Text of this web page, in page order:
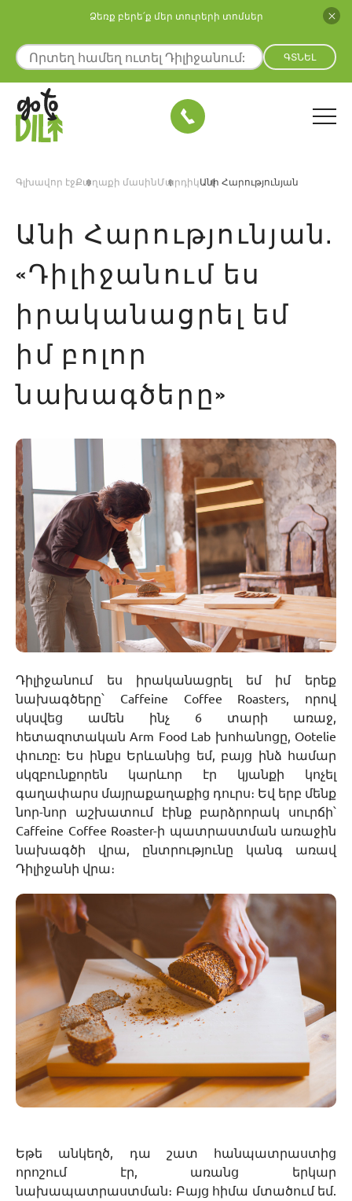
Ձեռք բերե՛ք մեր տուրերի տոմսեր
ԳՏՆԵԼ
Գլխավոր էջՔաղաքի մասինՄարդիկԱնի Հարությունյան
Անի Հարությունյան.
«Դիլիջանում ես
իրականացրել եմ
իմ բոլոր
նախագծերը»
Դիլիջանում ես իրականացրել եմ իմ երեք
նախագծերը՝ Caffeine Coffee Roasters, որով
սկսվեց ամեն ինչ 6 տարի առաջ,
հետազոտական Arm Food Lab խոհանոցը, Ootelie
փուռը: Ես ինքս Երևանից եմ, բայց ինձ համար
սկզբունքորեն կարևոր էր կյանքի կոչել
գաղափարս մայրաքաղաքից դուրս։ Եվ երբ մենք
նոր-նոր աշխատում էինք բարձրորակ սուրճի՝
Caffeine Coffee Roaster-ի պատրաստման առաջին
նախագծի վրա, ընտրությունը կանգ առավ
Դիլիջանի վրա։
Եթե անկեղծ, դա շատ հանպատրաստից
որոշում էր, առանց երկար
նախապատրաստման։ Բայց հիմա մտածում եմ.